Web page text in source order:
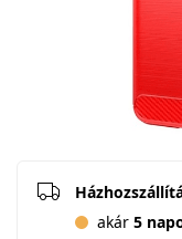
akár 5